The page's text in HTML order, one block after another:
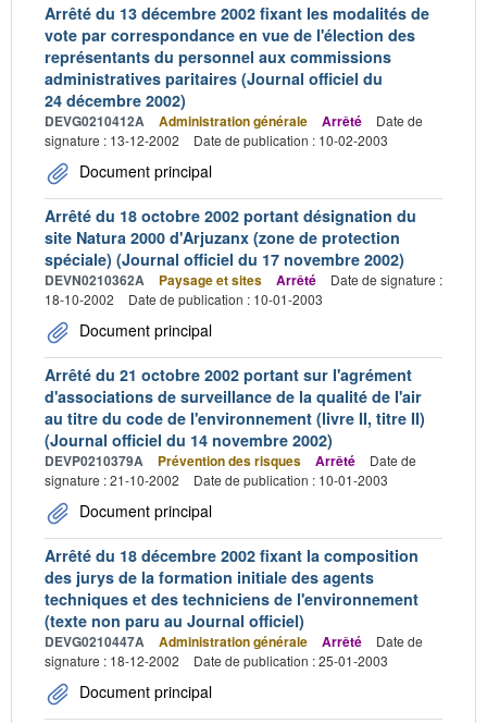
Arrêté du 13 décembre 2002 fixant les modalités de
vote par correspondance en vue de l'élection des
représentants du personnel aux commissions
administratives paritaires (Journal officiel du
24 décembre 2002)
DEVG0210412A Administration générale Arrêté
Date de
signature : 13-12-2002
Date de publication : 10-02-2003
Document principal
Arrêté du 18 octobre 2002 portant désignation du
site Natura 2000 d'Arjuzanx (zone de protection
spéciale) (Journal officiel du 17 novembre 2002)
DEVN0210362A Paysage et sites Arrêté
Date de signature :
18-10-2002
Date de publication : 10-01-2003
Document principal
Arrêté du 21 octobre 2002 portant sur l'agrément
d'associations de surveillance de la qualité de l'air
au titre du code de l'environnement (livre II, titre II)
(Journal officiel du 14 novembre 2002)
DEVP0210379A Prévention des risques Arrêté
Date de
signature : 21-10-2002
Date de publication : 10-01-2003
Document principal
Arrêté du 18 décembre 2002 fixant la composition
des jurys de la formation initiale des agents
techniques et des techniciens de l'environnement
(texte non paru au Journal officiel)
DEVG0210447A Administration générale Arrêté
Date de
signature : 18-12-2002
Date de publication : 25-01-2003
Document principal